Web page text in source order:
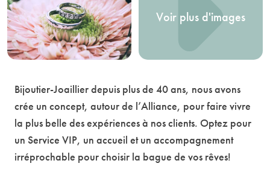
Voir plus d'images
Bijoutier-Joaillier depuis plus de 40 ans, nous avons
crée un concept, autour de l’Alliance, pour faire vivre
la plus belle des expériences à nos clients. Optez pour
un Service VIP, un accueil et un accompagnement
irréprochable pour choisir la bague de vos rêves!